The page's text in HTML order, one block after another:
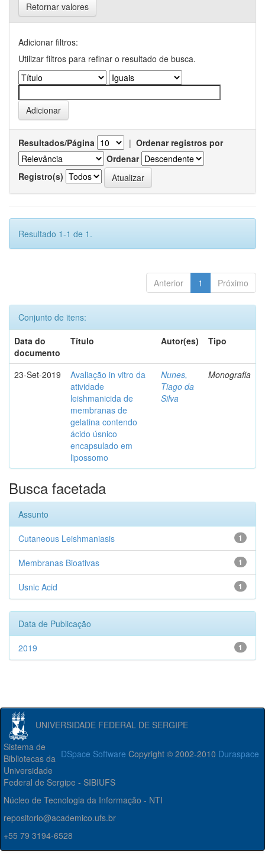
Retornar valores
Adicionar filtros:
Utilizar filtros para refinar o resultado de busca.
Resultados/Página | Ordenar registros por
Ordenar
Registro(s)
Resultado 1-1 de 1.
Anterior 1 Próximo
Conjunto de itens:
Data do
documento
Título Autor(es) Tipo
23-Set-2019
Avaliação in vitro da
atividade
leishmanicida de
membranas de
gelatina contendo
ácido úsnico
encapsulado em
lipossomo
Nunes,
Tiago da
Silva
Monografia
Busca facetada
Assunto
1
Cutaneous Leishmaniasis
1
Membranas Bioativas
1
Usnic Acid
Data de Publicação
1
2019
UNIVERSIDADE FEDERAL DE SERGIPE
DSpace Software Copyright © 2002-2010 Duraspace
Sistema de
Bibliotecas da
Universidade
Federal de Sergipe - SIBIUFS
Núcleo de Tecnologia da Informação - NTI
repositorio@academico.ufs.br
+55 79 3194-6528